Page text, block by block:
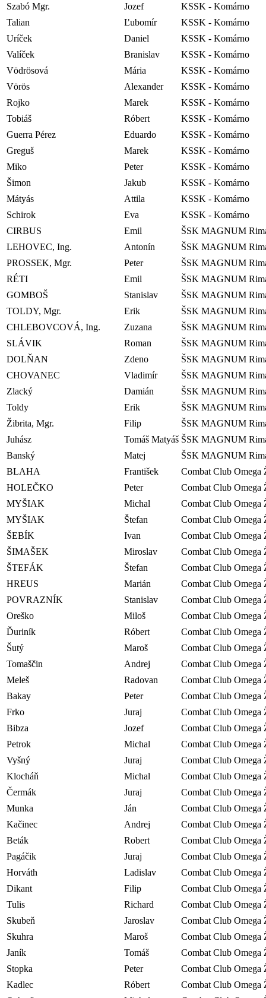
Szabó Mgr.
Jozef
KSSK - Komárno
Talian
Ľubomír
KSSK - Komárno
Uríček
Daniel
KSSK - Komárno
Valíček
Branislav
KSSK - Komárno
Vödrösová
Mária
KSSK - Komárno
Vörös
Alexander
KSSK - Komárno
Rojko
Marek
KSSK - Komárno
Tobiáš
Róbert
KSSK - Komárno
Guerra Pérez
Eduardo
KSSK - Komárno
Greguš
Marek
KSSK - Komárno
Miko
Peter
KSSK - Komárno
Šimon
Jakub
KSSK - Komárno
Mátyás
Attila
KSSK - Komárno
Schirok
Eva
KSSK - Komárno
CIRBUS
Emil
ŠSK MAGNUM
LEHOVEC, Ing.
Antonín
ŠSK MAGNUM
PROSSEK, Mgr.
Peter
ŠSK MAGNUM
RÉTI
Emil
ŠSK MAGNUM
GOMBOŠ
Stanislav
ŠSK MAGNUM
TOLDY, Mgr.
Erik
ŠSK MAGNUM
CHLEBOVCOVÁ, Ing.
Zuzana
ŠSK MAGNUM
SLÁVIK
Roman
ŠSK MAGNUM
DOLŇAN
Zdeno
ŠSK MAGNUM
CHOVANEC
Vladimír
ŠSK MAGNUM
Zlacký
Damián
ŠSK MAGNUM
Toldy
Erik
ŠSK MAGNUM
Žibrita, Mgr.
Filip
ŠSK MAGNUM
Juhász
Tomáš Matyáš ŠSK MAGNUM
Banský
Matej
ŠSK MAGNUM
BLAHA
František
Combat Club Omega
HOLEČKO
Peter
Combat Club Omega
MYŠIAK
Michal
Combat Club Omega
MYŠIAK
Štefan
Combat Club Omega
ŠEBÍK
Ivan
Combat Club Omega
ŠIMAŠEK
Miroslav
Combat Club Omega
ŠTEFÁK
Štefan
Combat Club Omega
HREUS
Marián
Combat Club Omega
POVRAZNÍK
Stanislav
Combat Club Omega
Oreško
Miloš
Combat Club Omega
Ďuriník
Róbert
Combat Club Omega
Šutý
Maroš
Combat Club Omega
Tomaščin
Andrej
Combat Club Omega
Meleš
Radovan
Combat Club Omega
Bakay
Peter
Combat Club Omega
Frko
Juraj
Combat Club Omega
Bibza
Jozef
Combat Club Omega
Petrok
Michal
Combat Club Omega
Vyšný
Juraj
Combat Club Omega
Klocháň
Michal
Combat Club Omega
Čermák
Juraj
Combat Club Omega
Munka
Ján
Combat Club Omega
Kačinec
Andrej
Combat Club Omega
Beták
Robert
Combat Club Omega
Pagáčik
Juraj
Combat Club Omega
Horváth
Ladislav
Combat Club Omega
Dikant
Filip
Combat Club Omega
Tulis
Richard
Combat Club Omega
Skubeň
Jaroslav
Combat Club Omega
Skuhra
Maroš
Combat Club Omega
Janík
Tomáš
Combat Club Omega
Stopka
Peter
Combat Club Omega
Kadlec
Róbert
Combat Club Omega